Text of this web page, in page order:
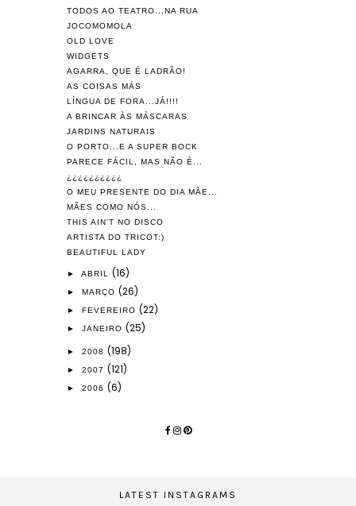
TODOS AO TEATRO...NA RUA
JOCOMOMOLA
OLD LOVE
WIDGETS
AGARRA, QUE É LADRÃO!
AS COISAS MÁS
LÍNGUA DE FORA...JÁ!!!!
A BRINCAR ÀS MÁSCARAS
JARDINS NATURAIS
O PORTO...E A SUPER BOCK
PARECE FÁCIL, MAS NÃO É...
¿¿¿¿¿¿¿¿¿¿
O MEU PRESENTE DO DIA MÃE...
MÃES COMO NÓS...
THIS AIN'T NO DISCO
ARTISTA DO TRICOT:)
BEAUTIFUL LADY
► ABRIL (16)
► MARÇO (26)
► FEVEREIRO (22)
► JANEIRO (25)
► 2008 (198)
► 2007 (121)
► 2006 (6)
LATEST INSTAGRAMS